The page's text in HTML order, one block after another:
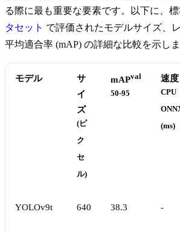
る際に最も重要な要素です。以下に、
タセット で評価されたモデルサイズ、
平均適合率 (mAP) の詳細な比較を示しま
モデル
サ
イ
ズ
(ピ
ク
セ
ル)
mAPval
50-95
速度
CPU
(ms)
YOLOv9t 640 38.3 -